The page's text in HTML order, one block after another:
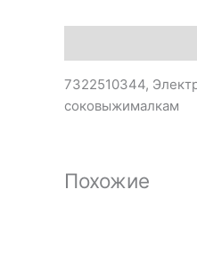
7322510344,
соковыжималкам
Похожие